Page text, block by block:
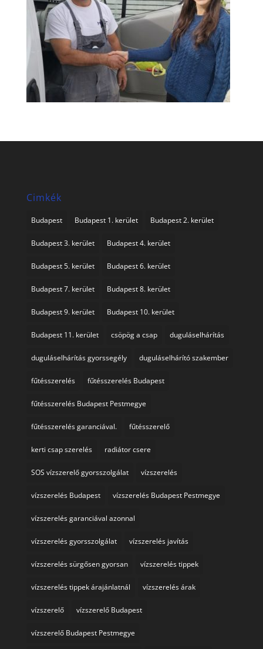
Cimkék
Budapest Budapest 1. kerület Budapest 2. kerület
Budapest 3. kerület Budapest 4. kerület
Budapest 5. kerület Budapest 6. kerület
Budapest 7. kerület Budapest 8. kerület
Budapest 9. kerület Budapest 10. kerület
Budapest 11. kerület csöpög a csap duguláselhárítás
duguláselhárítás gyorssegély duguláselhárító szakember
fűtésszerelés fűtésszerelés Budapest
fűtésszerelés Budapest Pestmegye
fűtésszerelés garanciával. fűtésszerelő
kerti csap szerelés radiátor csere
SOS vízszerelő gyorsszolgálat vízszerelés
vízszerelés Budapest vízszerelés Budapest Pestmegye
vízszerelés garanciával azonnal
vízszerelés gyorsszolgálat vízszerelés javítás
vízszerelés sürgősen gyorsan vízszerelés tippek
vízszerelés tippek árajánlatnál vízszerelés árak
vízszerelő vízszerelő Budapest
vízszerelő Budapest Pestmegye